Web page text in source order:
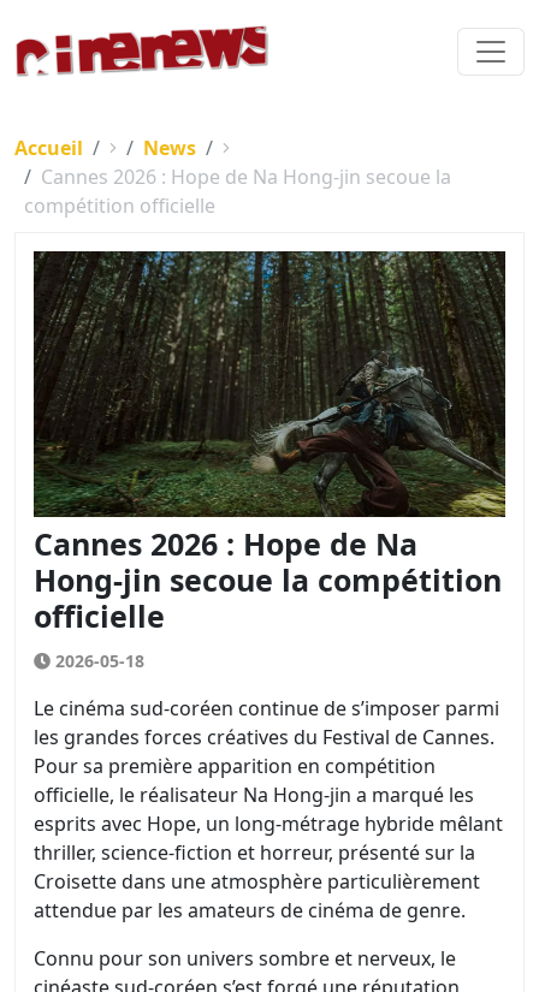
Accueil
News
Cannes 2026 : Hope de Na Hong-jin secoue la
compétition officielle
Cannes 2026 : Hope de Na
Hong-jin secoue la compétition
officielle
2026-05-18
Le cinéma sud-coréen continue de s’imposer parmi
les grandes forces créatives du Festival de Cannes.
Pour sa première apparition en compétition
officielle, le réalisateur Na Hong-jin a marqué les
esprits avec Hope, un long-métrage hybride mêlant
thriller, science-fiction et horreur, présenté sur la
Croisette dans une atmosphère particulièrement
attendue par les amateurs de cinéma de genre.
Connu pour son univers sombre et nerveux, le
cinéaste sud-coréen s’est forgé une réputation